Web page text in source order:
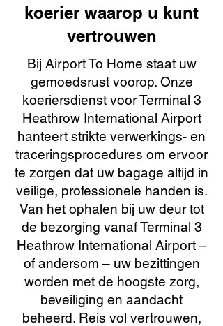
koerier waarop u kunt
vertrouwen
Bij Airport To Home staat uw
gemoedsrust voorop. Onze
koeriersdienst voor Terminal 3
Heathrow International Airport
hanteert strikte verwerkings- en
traceringsprocedures om ervoor
te zorgen dat uw bagage altijd in
veilige, professionele handen is.
Van het ophalen bij uw deur tot
de bezorging vanaf Terminal 3
Heathrow International Airport –
of andersom – uw bezittingen
worden met de hoogste zorg,
beveiliging en aandacht
beheerd. Reis vol vertrouwen,